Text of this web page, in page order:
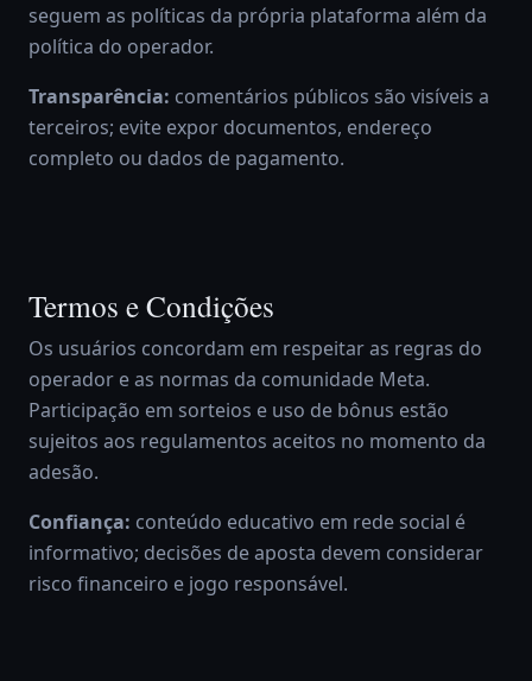
seguem as políticas da própria plataforma além da
política do operador.
Transparência: comentários públicos são visíveis a
terceiros; evite expor documentos, endereço
completo ou dados de pagamento.
Termos e Condições
Os usuários concordam em respeitar as regras do
operador e as normas da comunidade Meta.
Participação em sorteios e uso de bônus estão
sujeitos aos regulamentos aceitos no momento da
adesão.
Confiança: conteúdo educativo em rede social é
informativo; decisões de aposta devem considerar
risco financeiro e jogo responsável.